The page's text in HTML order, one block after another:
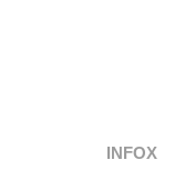
INFOX